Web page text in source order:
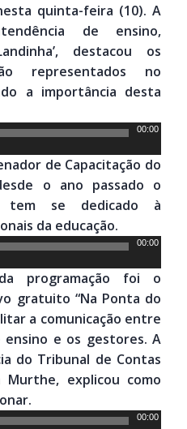
quinta-feira (10). A
de ensino,
destacou os
representados no
a importância desta
00:00
de Capacitação do
o ano passado o
tem se dedicado à
da educação.
00:00
programação foi o
gratuito “Na Ponta do
a comunicação entre
e os gestores. A
do Tribunal de Contas
Murthe, explicou como
00:00